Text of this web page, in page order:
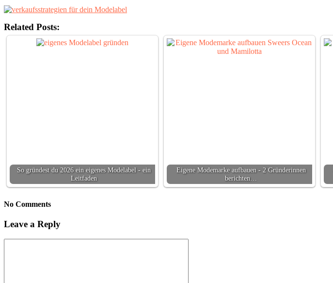
Related Posts:
So gründest du 2026 ein eigenes Modelabel - ein
Leitfaden
Eigene Modemarke aufbauen - 2 Gründerinnen
berichten…
No Comments
Leave a Reply